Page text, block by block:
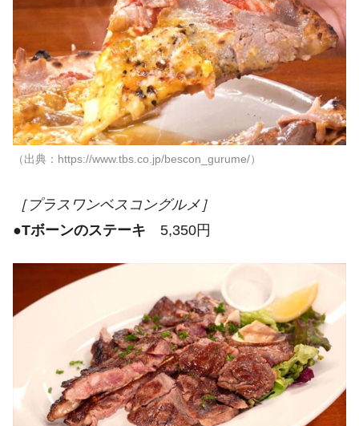
（出典：https://www.tbs.co.jp/bescon_gurume/）
［プラスワンベスコングルメ］
●Tボーンのステーキ 5,350円